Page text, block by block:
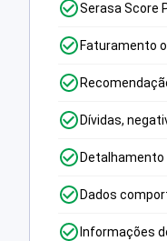
Serasa Score
Faturamento
Dívidas,
Dados
Informações